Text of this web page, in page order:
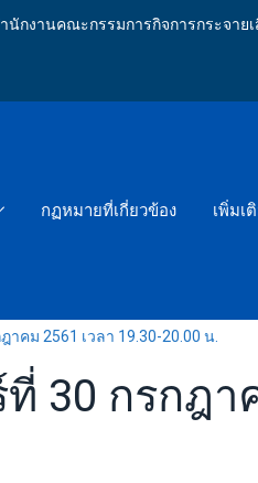
กงานคณะกรรมการกิจการกระจา
กฏหมายที่เกี่ยวข้อง เพิ่มเ
คม 2561 เวลา 19.30-20.00 น.
30 กรกฎา